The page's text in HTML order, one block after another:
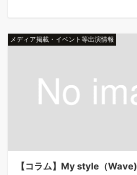
メディア掲載・イベント等出演情報
【コラム】My style（Wave)